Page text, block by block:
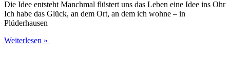
Die Idee ent­steht Manch­mal flüs­tert uns das Leben eine Idee ins Ohr
Ich habe das Glück, an dem Ort, an dem ich woh­ne – in
Plüderhausen
Weiterlesen »